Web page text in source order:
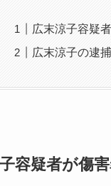
広末涼子容疑
広末涼子の逮
容疑者が傷